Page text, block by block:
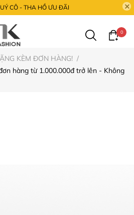
CÔ - THA HỒ ƯU ĐÃI
0
KÈM ĐƠN HÀNG! /
hàng từ 1.000.000đ trở lên - Không